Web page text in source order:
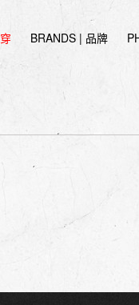
BRANDS | 品牌
紗工作室